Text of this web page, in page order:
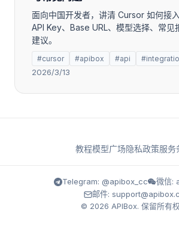
面向中国开发者，讲清 Cursor 如何接
API Key、Base URL、模型选择、常见
建议。
#cursor #apibox #api
2026/3/13
教程模型广场隐私政策服务
Telegram: @apibox_cc
微信:
邮件:
© 2026 APIBox. 保留所有